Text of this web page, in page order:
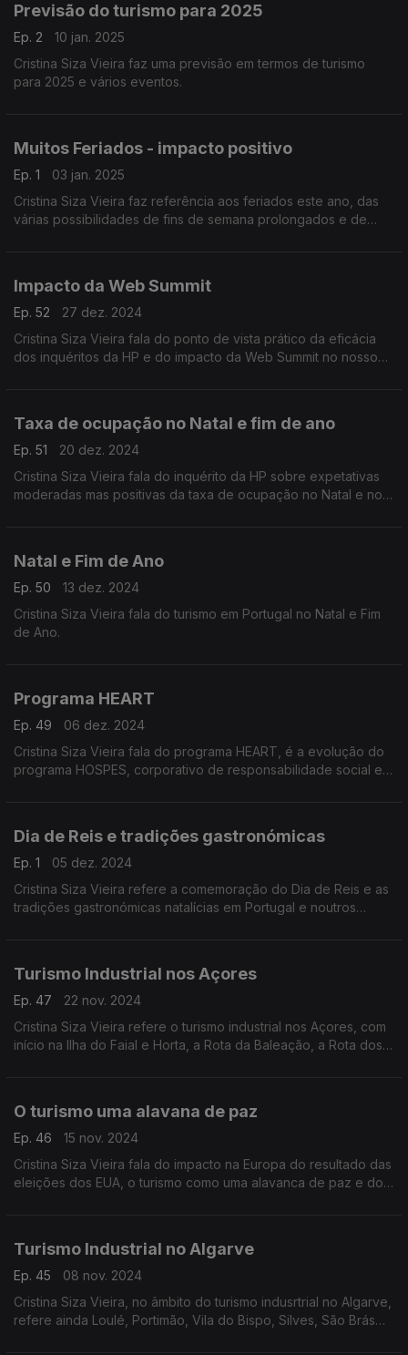
Previsão do turismo para 2025
Ep. 2
10 jan. 2025
Cristina Siza Vieira faz uma previsão em termos de turismo
para 2025 e vários eventos.
Muitos Feriados - impacto positivo
Ep. 1
03 jan. 2025
Cristina Siza Vieira faz referência aos feriados este ano, das
várias possibilidades de fins de semana prolongados e de
Impacto da Web Summit
Ep. 52
27 dez. 2024
Cristina Siza Vieira fala do ponto de vista prático da eficácia
dos inquéritos da HP e do impacto da Web Summit no nosso
Taxa de ocupação no Natal e fim de ano
Ep. 51
20 dez. 2024
Cristina Siza Vieira fala do inquérito da HP sobre expetativas
moderadas mas positivas da taxa de ocupação no Natal e no
Natal e Fim de Ano
Ep. 50
13 dez. 2024
Cristina Siza Vieira fala do turismo em Portugal no Natal e Fim
de Ano.
Programa HEART
Ep. 49
06 dez. 2024
Cristina Siza Vieira fala do programa HEART, é a evolução do
programa HOSPES, corporativo de responsabilidade social e
Dia de Reis e tradições gastronómicas
Ep. 1
05 dez. 2024
Cristina Siza Vieira refere a comemoração do Dia de Reis e as
tradições gastronómicas natalícias em Portugal e noutros
Turismo Industrial nos Açores
Ep. 47
22 nov. 2024
Cristina Siza Vieira refere o turismo industrial nos Açores, com
início na Ilha do Faial e Horta, a Rota da Baleação, a Rota dos
O turismo uma alavana de paz
Ep. 46
15 nov. 2024
Cristina Siza Vieira fala do impacto na Europa do resultado das
eleições dos EUA, o turismo como uma alavanca de paz e do
Turismo Industrial no Algarve
Ep. 45
08 nov. 2024
Cristina Siza Vieira, no âmbito do turismo indusrtrial no Algarve,
refere ainda Loulé, Portimão, Vila do Bispo, Silves, São Brás